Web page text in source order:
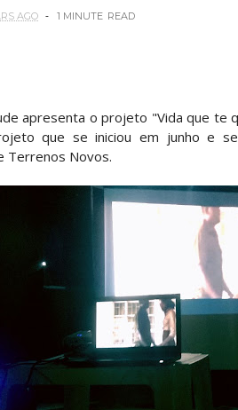
AGO 1 MINUTE READ
apresenta o projeto "Vida que te
que se iniciou em junho e
Terrenos Novos.